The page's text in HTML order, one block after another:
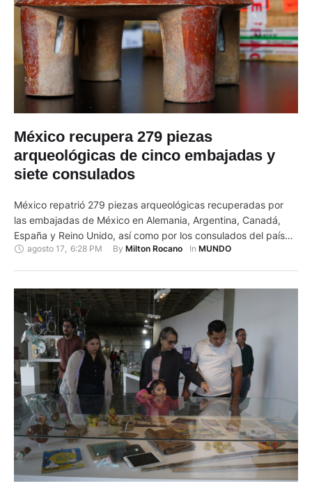
México recupera 279 piezas
arqueológicas de cinco embajadas y
siete consulados
México repatrió 279 piezas arqueológicas recuperadas por
las embajadas de México en Alemania, Argentina, Canadá,
España y Reino Unido, así como por los consulados del país
en las ciudades estadounidenses de Boston, Las Vegas,
Secretarías de Relaciones Exteriores …
agosto 17 6:28 PM By Milton Rocano In MUNDO